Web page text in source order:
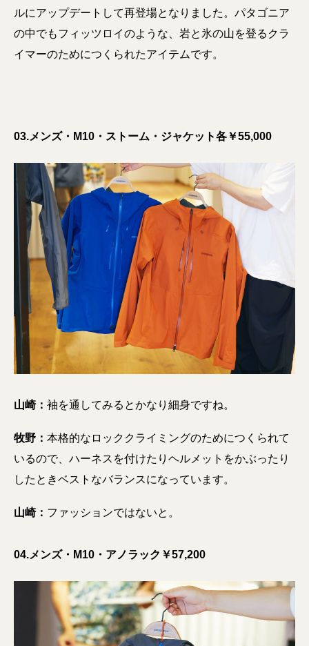
ルにアップデートして再登場となりました。パタゴニア
の中でもフィッツロイのような、岩と氷の山を登るクラ
イマーのためにつくられたアイテムです。
03.メンズ・M10・ストーム・ジャケット各￥55,000
山崎： 袖を通してみるとかなり細身ですね。
牧野： 本格的なロッククライミングのためにつくられて
いるので、ハーネスを付けたりヘルメットをかぶったり
したときベストなバランスになっています。
山崎： ファッションではないと。
04.メンズ・M10・アノラック￥57,200